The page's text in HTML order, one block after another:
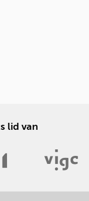
lid van